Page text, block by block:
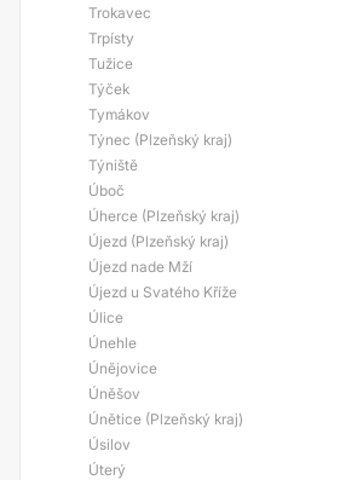
Trokavec
Trpísty
Tužice
Týček
Tymákov
Týnec (Plzeňský kraj)
Týniště
Úboč
Úherce (Plzeňský kraj)
Újezd (Plzeňský kraj)
Újezd nade Mží
Újezd u Svatého Kříže
Úlice
Únehle
Únějovice
Úněšov
Únětice (Plzeňský kraj)
Úsilov
Úterý